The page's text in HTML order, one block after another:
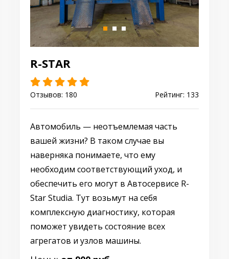
R-STAR
Отзывов: 180 Рейтинг: 133
Автомобиль — неотъемлемая часть
вашей жизни? В таком случае вы
наверняка понимаете, что ему
необходим соответствующий уход, и
обеспечить его могут в Автосервисе R-
Star Studia. Тут возьмут на себя
комплексную диагностику, которая
поможет увидеть состояние всех
агрегатов и узлов машины.